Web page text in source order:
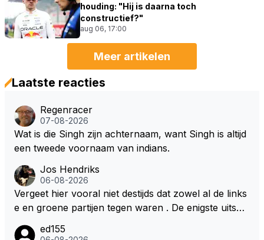
houding: "Hij is daarna toch
constructief?"
aug 06, 17:00
Meer artikelen
Laatste reacties
Regenracer
07-08-2026
Wat is die Singh zijn achternaam, want Singh is altijd
een tweede voornaam van indians.
Jos Hendriks
06-08-2026
Vergeet hier vooral niet destijds dat zowel al de links
e en groene partijen tegen waren . De enigste uitspr
over dan kunnen ze hun eigen uitlaat gassen inade
ed155